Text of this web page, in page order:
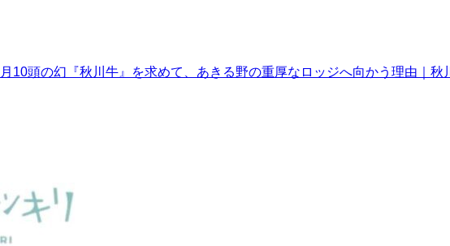
10頭の幻『秋川牛』を求めて、あきる野の重厚なロッジへ向かう理由｜秋